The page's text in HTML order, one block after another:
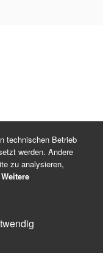
technischen Betrieb
werden. Andere
zu analysieren,
Weitere